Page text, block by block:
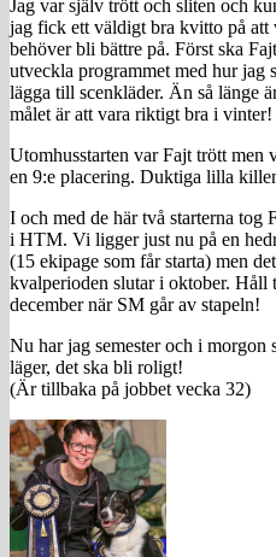
Jag var själv trött och sliten och
jag fick ett väldigt bra kvitto på att
behöver bli bättre på. Först ska
utveckla programmet med hur jag
lägga till scenkläder. Än så länge
målet är att vara riktigt bra i vinter!
Utomhusstarten var Fajt trött men
en 9:e placering. Duktiga lilla
I och med de här två starterna tog
i HTM. Vi ligger just nu på en
(15 ekipage som får starta) men
kvalperioden slutar i oktober. Håll
december när SM går av stapeln!
Nu har jag semester och i
läger, det ska bli roligt!
(Är tillbaka på jobbet vecka 32)